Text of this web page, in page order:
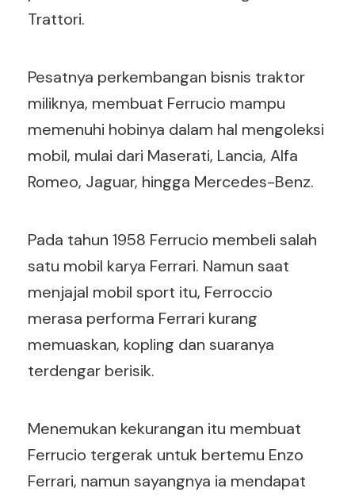
Trattori.
Pesatnya perkembangan bisnis traktor
miliknya, membuat Ferrucio mampu
memenuhi hobinya dalam hal mengoleksi
mobil, mulai dari Maserati, Lancia, Alfa
Romeo, Jaguar, hingga Mercedes-Benz.
Pada tahun 1958 Ferrucio membeli salah
satu mobil karya Ferrari. Namun saat
menjajal mobil sport itu, Ferroccio
merasa performa Ferrari kurang
memuaskan, kopling dan suaranya
terdengar berisik.
Menemukan kekurangan itu membuat
Ferrucio tergerak untuk bertemu Enzo
Ferrari, namun sayangnya ia mendapat